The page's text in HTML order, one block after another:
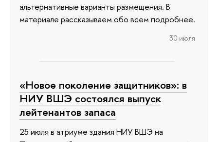
альтернативные варианты размещения. В
материале рассказываем обо всем подробнее.
30 июля
«Новое поколение защитников»: в
НИУ ВШЭ состоялся выпуск
лейтенантов запаса
25 июля в атриуме здания НИУ ВШЭ на